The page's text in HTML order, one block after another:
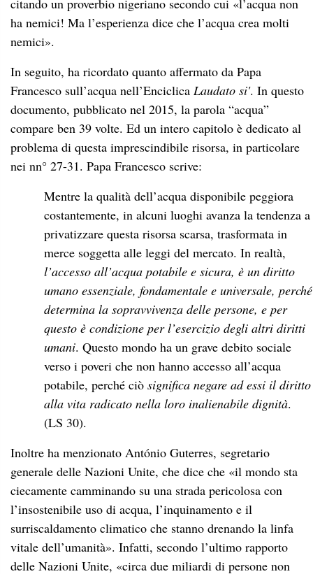
citando un proverbio nigeriano secondo cui «l’acqua non
ha nemici! Ma l’esperienza dice che l’acqua crea molti
nemici».
In seguito, ha ricordato quanto affermato da Papa
Francesco sull’acqua nell’Enciclica Laudato si'. In questo
documento, pubblicato nel 2015, la parola “acqua”
compare ben 39 volte. Ed un intero capitolo è dedicato al
problema di questa imprescindibile risorsa, in particolare
nei nn° 27-31. Papa Francesco scrive:
Mentre la qualità dell’acqua disponibile peggiora
costantemente, in alcuni luoghi avanza la tendenza a
privatizzare questa risorsa scarsa, trasformata in
merce soggetta alle leggi del mercato. In realtà,
l’accesso all’acqua potabile e sicura, è un diritto
umano essenziale, fondamentale e universale, perché
determina la sopravvivenza delle persone, e per
questo è condizione per l’esercizio degli altri diritti
umani. Questo mondo ha un grave debito sociale
verso i poveri che non hanno accesso all’acqua
potabile, perché ciò significa negare ad essi il diritto
alla vita radicato nella loro inalienabile dignità.
(LS 30).
Inoltre ha menzionato António Guterres, segretario
generale delle Nazioni Unite, che dice che «il mondo sta
ciecamente camminando su una strada pericolosa con
l’insostenibile uso di acqua, l’inquinamento e il
surriscaldamento climatico che stanno drenando la linfa
vitale dell’umanità». Infatti, secondo l’ultimo rapporto
delle Nazioni Unite, «circa due miliardi di persone non